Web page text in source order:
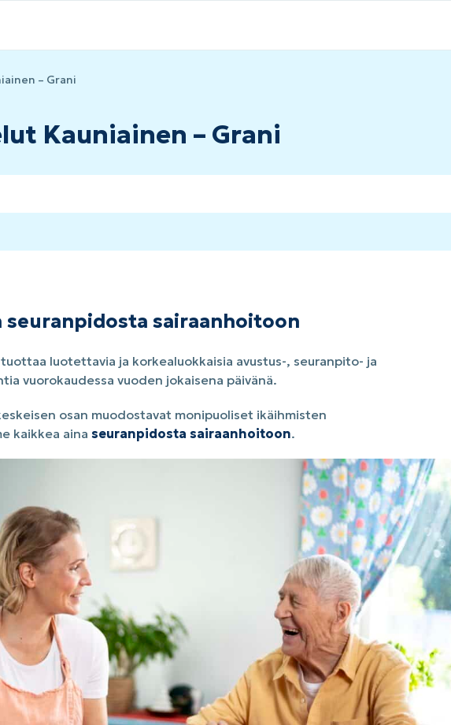
– Grani
Kauniainen – Grani
seuranpidosta sairaanhoitoon
luotettavia ja korkealuokkaisia avustus-, seuranpito- ja
vuorokaudessa vuoden jokaisena päivänä.
osan muodostavat monipuoliset ikäihmisten
kaikkea aina seuranpidosta sairaanhoitoon.